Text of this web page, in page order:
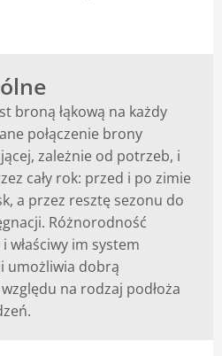
broną łąkową na każdy
połączenie brony
zależnie od potrzeb, i
cały rok: przed i po zimie
a przez resztę sezonu do
Różnorodność
im system
umożliwia dobrą
na rodzaj podłoża